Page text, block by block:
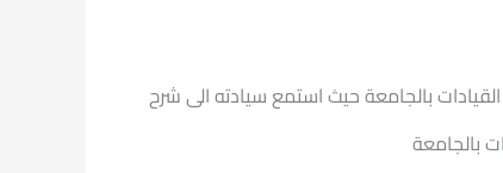
القيادات بالجامعة حيث استمع سيادته الى شرح
بالجامعة